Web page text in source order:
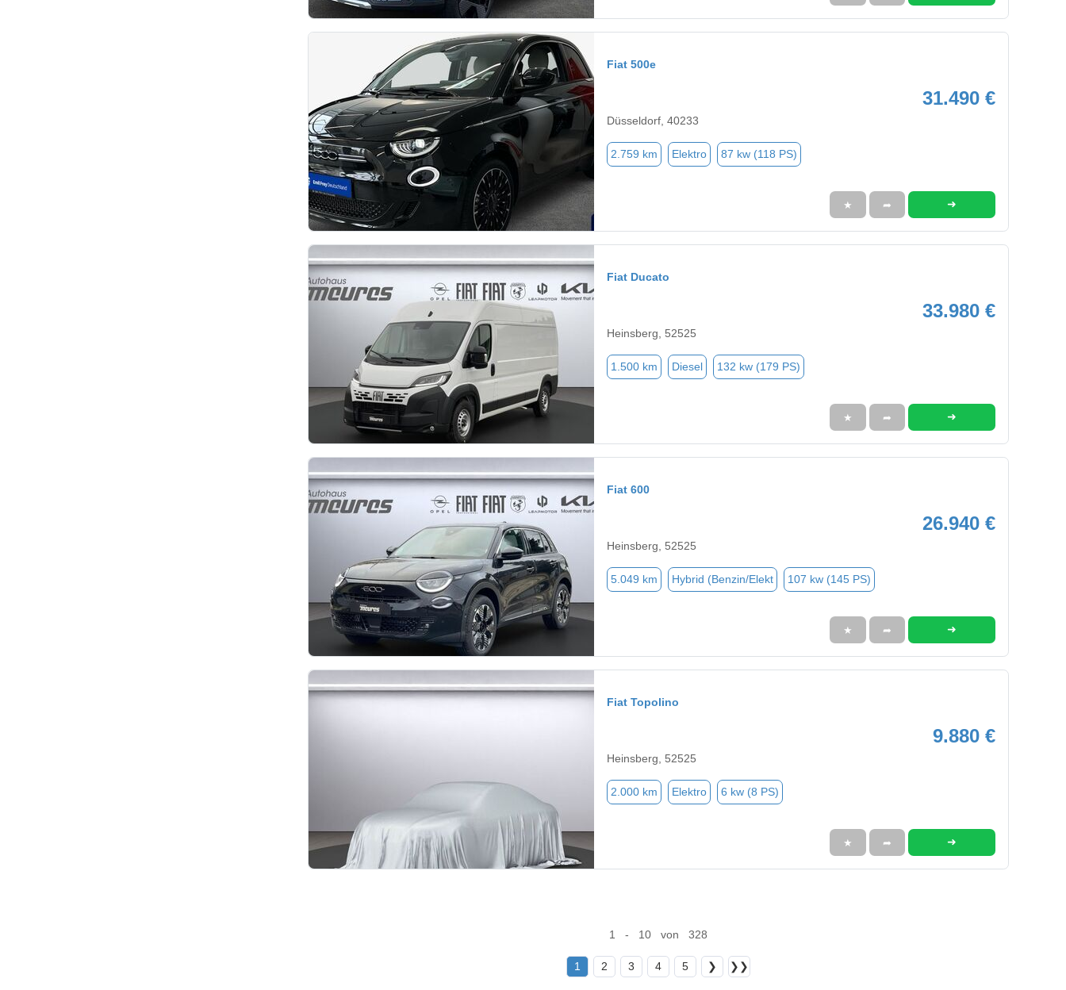
Fiat 500e
31.490 €
Düsseldorf, 40233
2.759 km Elektro 87 kw (118 PS)
★ ➦ ➜
Fiat Ducato
33.980 €
Heinsberg, 52525
1.500 km Diesel 132 kw (179 PS)
★ ➦ ➜
Fiat 600
26.940 €
Heinsberg, 52525
5.049 km Hybrid (Benzin/Elekt 107 kw (145 PS)
★ ➦ ➜
Fiat Topolino
9.880 €
Heinsberg, 52525
2.000 km Elektro 6 kw (8 PS)
★ ➦ ➜
1 - 10 von 328
1 2 3 4 5 ❯ ❯❯